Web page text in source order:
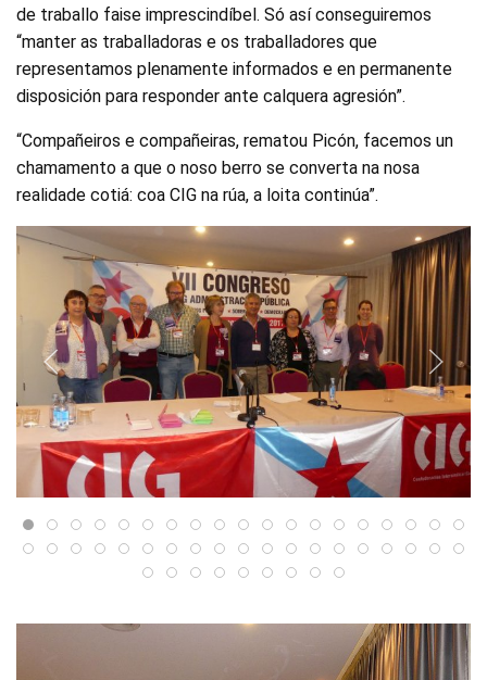
de traballo faise imprescindíbel. Só así conseguiremos
“manter as traballadoras e os traballadores que
representamos plenamente informados e en permanente
disposición para responder ante calquera agresión”.
“Compañeiros e compañeiras, rematou Picón, facemos un
chamamento a que o noso berro se converta na nosa
realidade cotiá: coa CIG na rúa, a loita continúa”.